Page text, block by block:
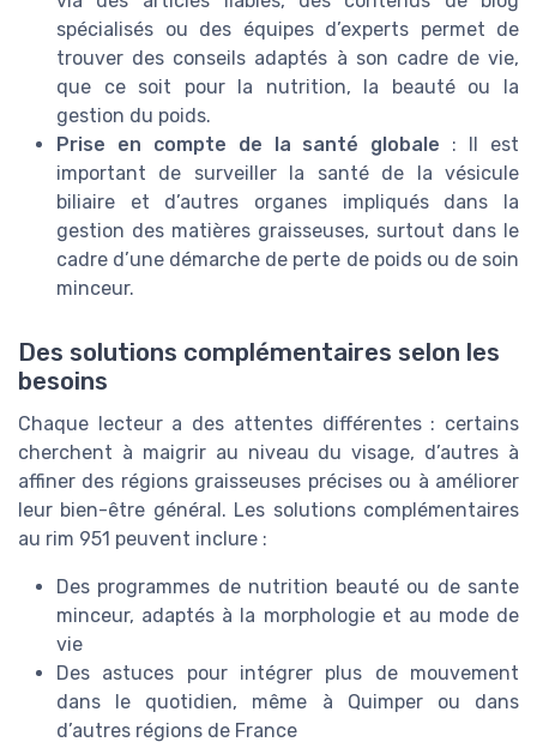
spécialisés ou des équipes d’experts permet de
trouver des conseils adaptés à son cadre de vie,
que ce soit pour la nutrition, la beauté ou la
gestion du poids.
Prise en compte de la santé globale : Il est
important de surveiller la santé de la vésicule
biliaire et d’autres organes impliqués dans la
gestion des matières graisseuses, surtout dans le
cadre d’une démarche de perte de poids ou de soin
minceur.
Des solutions complémentaires selon les
besoins
Chaque lecteur a des attentes différentes : certains
cherchent à maigrir au niveau du visage, d’autres à
affiner des régions graisseuses précises ou à améliorer
leur bien-être général. Les solutions complémentaires
au rim 951 peuvent inclure :
Des programmes de nutrition beauté ou de sante
minceur, adaptés à la morphologie et au mode de
vie
Des astuces pour intégrer plus de mouvement
dans le quotidien, même à Quimper ou dans
d’autres régions de France